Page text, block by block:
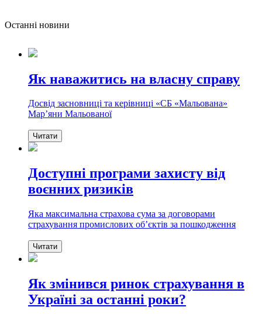
Останнi новини
Як наважитись на власну справу
Досвід засновниці та керівниці «СБ «Мальована»
Марʼяни Мальованої
Читати
Доступні програми захисту від
воєнних ризиків
Яка максимальна страхова сума за договорами
страхування промислових обʼєктів за пошкодження
Читати
Як змінився ринок страхування в
Україні за останні роки?